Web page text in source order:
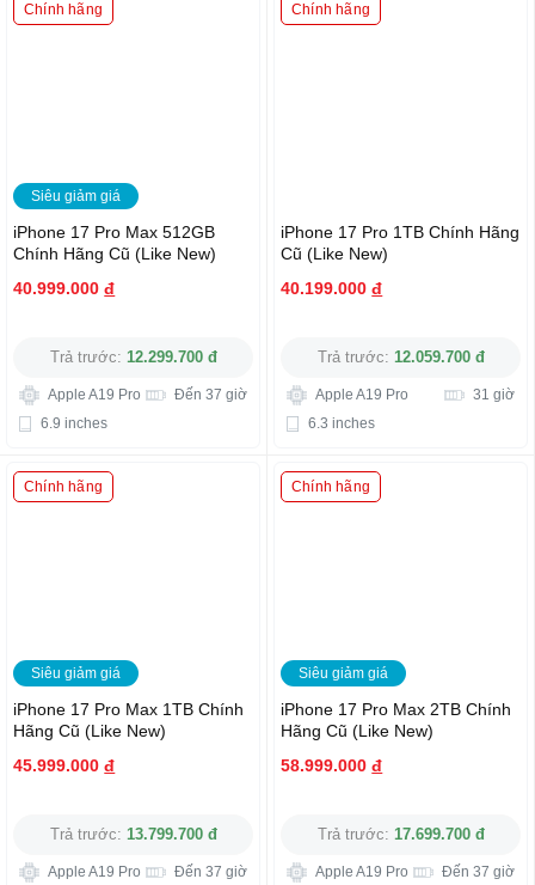
Chính hãng
Siêu giảm giá
iPhone 17 Pro Max 512GB
Chính Hãng Cũ (Like New)
40.999.000 đ
Trả trước: 12.299.700 đ
Apple A19 Pro
Đến 37 giờ
6.9 inches
Chính hãng
iPhone 17 Pro 1TB Chính Hãng
Cũ (Like New)
40.199.000 đ
Trả trước: 12.059.700 đ
Apple A19 Pro
31 giờ
6.3 inches
Chính hãng
Siêu giảm giá
iPhone 17 Pro Max 1TB Chính
Hãng Cũ (Like New)
45.999.000 đ
Trả trước: 13.799.700 đ
Apple A19 Pro
Đến 37 giờ
Chính hãng
Siêu giảm giá
iPhone 17 Pro Max 2TB Chính
Hãng Cũ (Like New)
58.999.000 đ
Trả trước: 17.699.700 đ
Apple A19 Pro
Đến 37 giờ